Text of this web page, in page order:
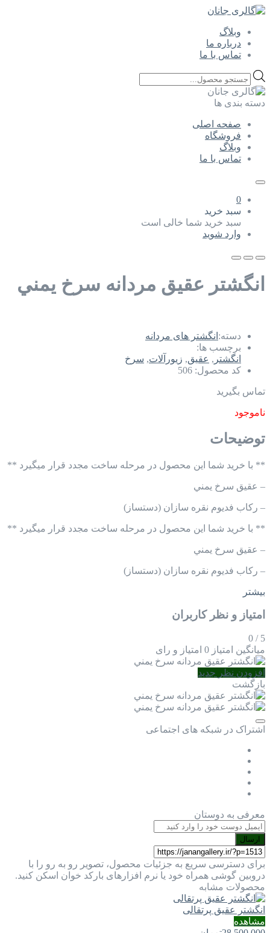
وبلاگ
درباره ما
تماس با ما
Products
search
دسته بندی ها
صفحه اصلی
فروشگاه
وبلاگ
تماس با ما
0
سبد خرید
سبد خرید شما خالی است
وارد شوید
انگشتر عقيق مردانه سرخ يمني
دسته: انگشتر های مردانه
برچسب ها:
انگشتر , عقیق, زیورآلات, سرخ
کد محصول: 506
تماس بگیرید
ناموجود
توضیحات
** با خرید شما این محصول در مرحله ساخت مجدد قرار میگیرد **
– عقيق سرخ يمني
– ركاب فديوم نقره سازان (دستساز)
** با خرید شما این محصول در مرحله ساخت مجدد قرار میگیرد **
– عقيق سرخ يمني
– ركاب فديوم نقره سازان (دستساز)
بیشتر
امتیاز و نظر کاربران
5
/
0
میانگین امتیاز 0 امتیاز و رای
افزودن نظر جدید
بازگشت
اشتراک در شبکه های اجتماعی
معرفی به دوستان
ارسال
برای دسترسی سریع به جزئیات محصول، تصویر رو به رو را با
دروبین گوشی همراه خود یا نرم افزارهای بارکد خوان اسکن کنید.
محصولات مشابه
انگشتر عقیق پرتقالی
مشاهده